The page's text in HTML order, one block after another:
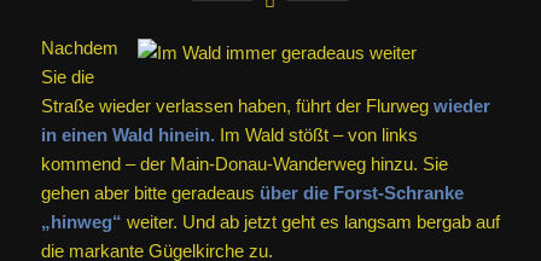
Nachdem
Sie die
Straße wieder verlassen haben, führt der Flurweg wieder
in einen Wald hinein. Im Wald stößt – von links
kommend – der Main-Donau-Wanderweg hinzu. Sie
gehen aber bitte geradeaus über die Forst-Schranke
„hinweg“ weiter. Und ab jetzt geht es langsam bergab auf
die markante Gügelkirche zu.